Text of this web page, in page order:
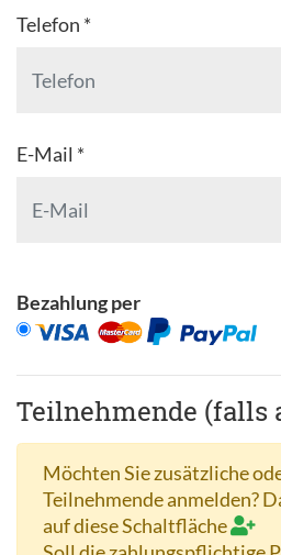
Telefon *
E-Mail *
Bezahlung per
Teilnehmende (falls
Möchten Sie zusätzliche
Teilnehmende anmelden?
auf diese Schaltfläche